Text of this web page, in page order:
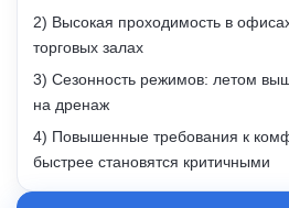
2) Высокая проходимость в
торговых залах
3) Сезонность режимов: летом
на дренаж
4) Повышенные требования к
быстрее становятся критичными